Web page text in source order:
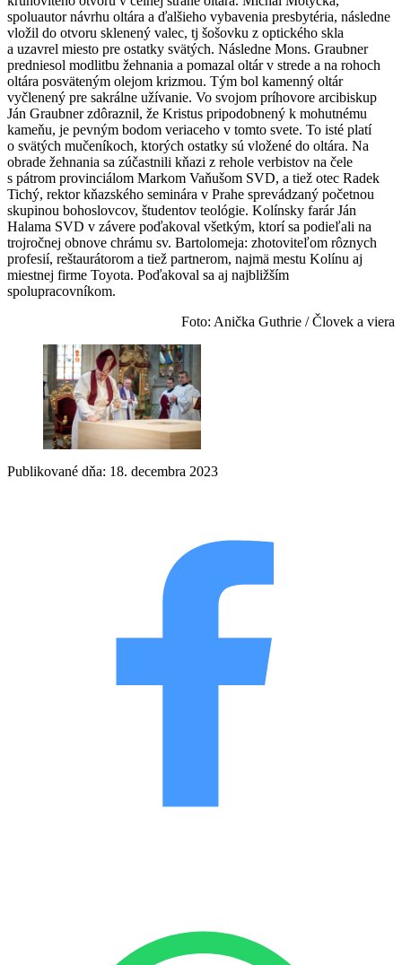
spoluautor návrhu oltára a ďalšieho vybavenia presbytéria, následne
vložil do otvoru sklenený valec, tj šošovku z optického skla
a uzavrel miesto pre ostatky svätých. Následne Mons. Graubner
predniesol modlitbu žehnania a pomazal oltár v strede a na rohoch
oltára posväteným olejom krizmou. Tým bol kamenný oltár
vyčlenený pre sakrálne užívanie. Vo svojom príhovore arcibiskup
Ján Graubner zdôraznil, že Kristus pripodobnený k mohutnému
kameňu, je pevným bodom veriaceho v tomto svete. To isté platí
o svätých mučeníkoch, ktorých ostatky sú vložené do oltára. Na
obrade žehnania sa zúčastnili kňazi z rehole verbistov na čele
s pátrom provinciálom Markom Vaňušom SVD, a tiež otec Radek
Tichý, rektor kňazského seminára v Prahe sprevádzaný početnou
skupinou bohoslovcov, študentov teológie. Kolínsky farár Ján
Halama SVD v závere poďakoval všetkým, ktorí sa podieľali na
trojročnej obnove chrámu sv. Bartolomeja: zhotoviteľom rôznych
profesií, reštaurátorom a tiež partnerom, najmä mestu Kolínu aj
miestnej firme Toyota. Poďakoval sa aj najbližším
spolupracovníkom.
Foto: Anička Guthrie / Človek a viera
Publikované dňa: 18. decembra 2023